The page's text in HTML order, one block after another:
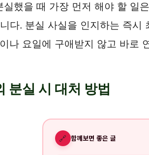
했을 때 가장 먼저 해야 할 일
다. 분실 사실을 인지하는 즉
나 요일에 구애받지 않고 바로
분실 시 대처 방법
🔗 함께보면 좋은 글